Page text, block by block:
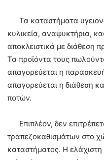
Τα καταστήματα
κυλικεία, αναψυκτήρια,
αποκλειστικά με διάθεση
Τα προϊόντα τους
απαγορεύεται η
απαγορεύεται η διάθεση
ποτών.
Επιπλέον, δεν
τραπεζοκαθισμάτων στο
καταστήματος. Η